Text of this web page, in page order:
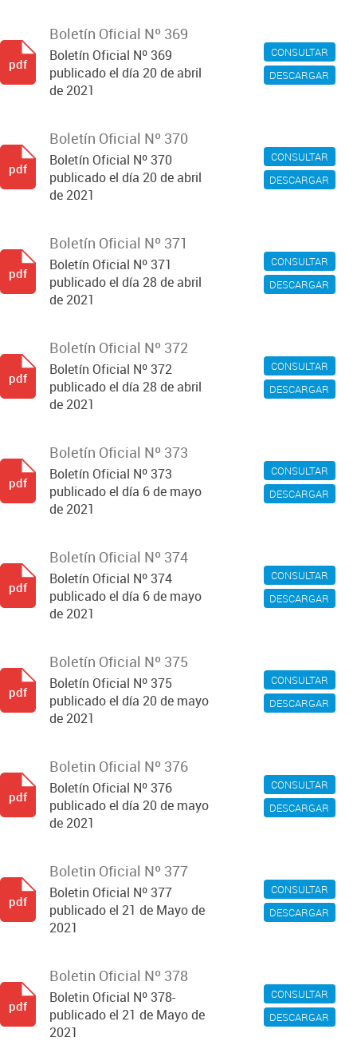
CONSULTAR
DESCARGAR
Boletín Oficial Nº 369
Boletín Oficial Nº 369
publicado el día 20 de abril
de 2021
pdf
CONSULTAR
DESCARGAR
Boletín Oficial Nº 370
Boletín Oficial Nº 370
publicado el día 20 de abril
de 2021
pdf
CONSULTAR
DESCARGAR
Boletín Oficial Nº 371
Boletín Oficial Nº 371
publicado el día 28 de abril
de 2021
pdf
CONSULTAR
DESCARGAR
Boletín Oficial Nº 372
Boletín Oficial Nº 372
publicado el día 28 de abril
de 2021
pdf
CONSULTAR
DESCARGAR
Boletín Oficial Nº 373
Boletín Oficial Nº 373
publicado el día 6 de mayo
de 2021
pdf
CONSULTAR
DESCARGAR
Boletín Oficial Nº 374
Boletín Oficial Nº 374
publicado el día 6 de mayo
de 2021
pdf
CONSULTAR
DESCARGAR
Boletín Oficial Nº 375
Boletín Oficial Nº 375
publicado el día 20 de mayo
de 2021
pdf
CONSULTAR
DESCARGAR
Boletin Oficial Nº 376
Boletín Oficial Nº 376
publicado el día 20 de mayo
de 2021
pdf
CONSULTAR
DESCARGAR
Boletin Oficial Nº 377
Boletin Oficial Nº 377
publicado el 21 de Mayo de
2021
pdf
CONSULTAR
DESCARGAR
Boletin Oficial Nº 378
Boletin Oficial Nº 378-
publicado el 21 de Mayo de
2021
pdf